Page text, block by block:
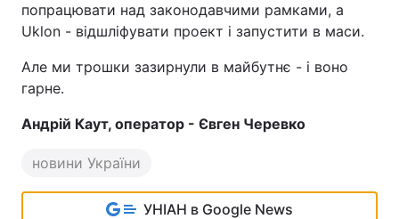
попрацювати над законодавчими рамками, а
Uklon - відшліфувати проект і запустити в маси.
Але ми трошки зазирнули в майбутнє - і воно
гарне.
Андрій Каут, оператор - Євген Черевко
новини України
УНІАН в Google News